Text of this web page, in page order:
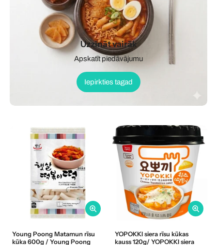
Uzzināt vairāk
Apskatīt piedāvājumu
Iepirkties tagad
Young Poong Matamun rīsu
kūka 600g / Young Poong
YOPOKKI siera rīsu kūkas
kauss 120g/ YOPOKKI siera